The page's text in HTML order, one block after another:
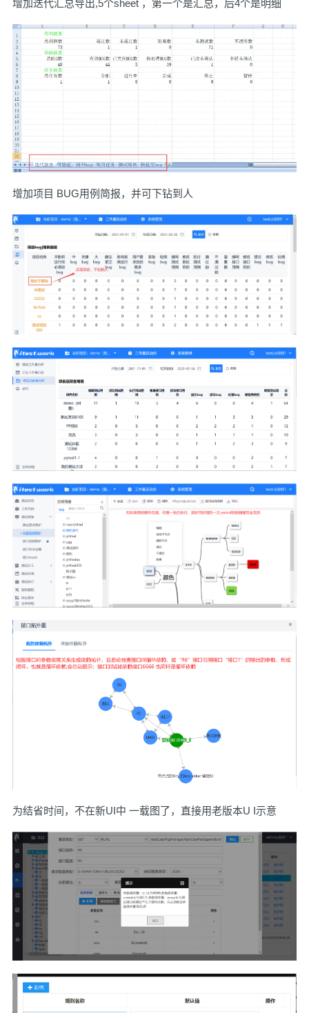
增加迭代汇总导出,5个sheet ，第一个是汇总，后4个是明细
增加项目 BUG用例简报，并可下钻到人
为结省时间，不在新UI中 一载图了，直接用老版本U I示意